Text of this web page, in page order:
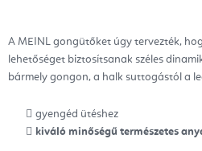
A MEINL gongütőket úgy tervezték,
lehetőséget biztosítsanak széles
bármely gongon, a halk suttogástól a
gyengéd ütéshez
kiváló minőségű természetes